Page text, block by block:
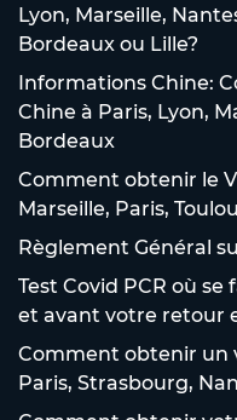
Lyon, Marseille,
Bordeaux ou Lille?
Informations Chine:
Chine à Paris, Lyon,
Bordeaux
Comment obtenir le
Marseille, Paris,
Règlement Général
Test Covid PCR où
et avant votre retour
Comment obtenir un
Paris, Strasbourg,